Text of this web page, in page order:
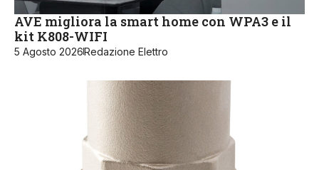
AVE migliora la smart home con WPA3 e il
kit K808-WIFI
5 Agosto 2026Redazione Elettro